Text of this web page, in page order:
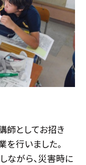
としてお招き
を行いました。
ながら、災害時に